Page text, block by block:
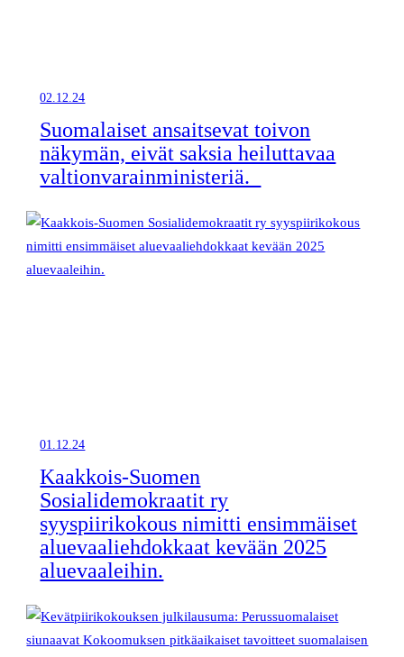
02.12.24
Suomalaiset ansaitsevat toivon
näkymän, eivät saksia heiluttavaa
valtionvarainministeriä.
01.12.24
Kaakkois-Suomen
Sosialidemokraatit ry
syyspiirikokous nimitti ensimmäiset
aluevaaliehdokkaat kevään 2025
aluevaaleihin.